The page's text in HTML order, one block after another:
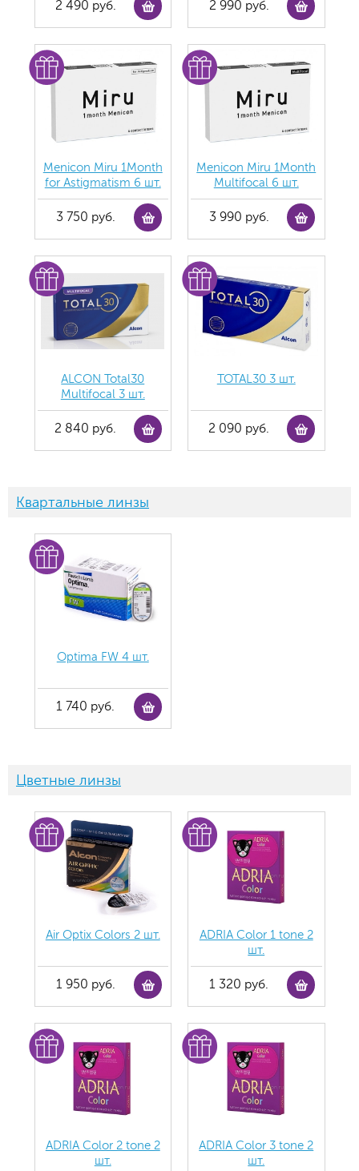
2 490 руб. 2 990 руб.
Menicon Miru 1Month
for Astigmatism 6 шт.
3 750 руб.
Menicon Miru 1Month
Multifocal 6 шт.
3 990 руб.
ALCON Total30
Multifocal 3 шт.
2 840 руб.
TOTAL30 3 шт.
2 090 руб.
Квартальные линзы
Optima FW 4 шт.
1 740 руб.
Цветные линзы
Air Optix Colors 2 шт.
1 950 руб.
ADRIA Color 1 tone 2
шт.
1 320 руб.
ADRIA Color 2 tone 2
шт.
ADRIA Color 3 tone 2
шт.